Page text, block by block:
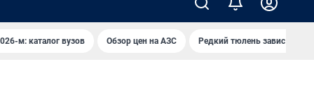
м: каталог вузов Обзор цен на АЗС Редкий тюлень завис над